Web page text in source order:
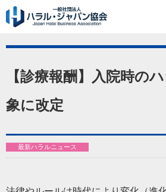
【診療報酬】入院時の
象に改定
最新ハラルニュース